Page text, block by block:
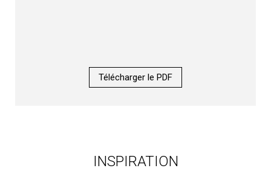
Télécharger le PDF
INSPIRATION